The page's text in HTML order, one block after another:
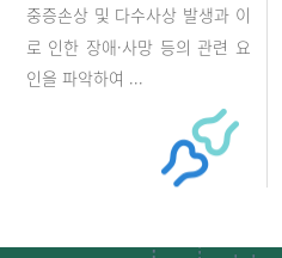
중증손상 및 다수사상 발생과 이
로 인한 장애·사망 등의 관련 요
인을 파악하여 ...